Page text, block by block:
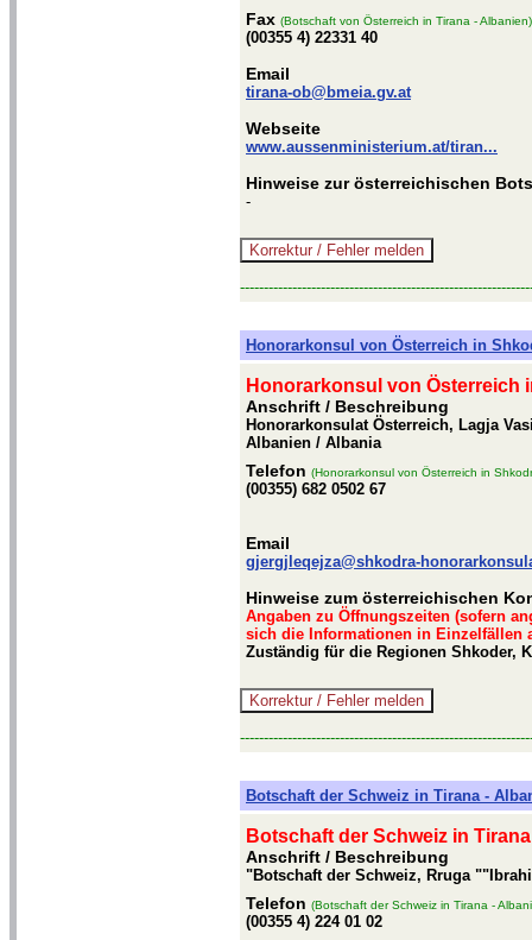
Fax (Botschaft von Österreich in Tirana - Albanien)
(00355 4) 22331 40
Email
tirana-ob@bmeia.gv.at
Webseite
www.aussenministerium.at/tiran...
Hinweise zur österreichischen
-
Honorarkonsul von Österreich in
Honorarkonsul von Österreich
Anschrift / Beschreibung
Honorarkonsulat Österreich, Lagja
Albanien / Albania
Telefon (Honorarkonsul von Österreich in
(00355) 682 0502 67
Email
gjergjleqejza@shkodra-
Hinweise zum österreichischen
Angaben zu Öffnungszeiten (sofern
sich die Informationen in Einzelfällen
Zuständig für die Regionen Shkoder,
Botschaft der Schweiz in Tirana -
Botschaft der Schweiz in
Anschrift / Beschreibung
"Botschaft der Schweiz, Rruga
Telefon (Botschaft der Schweiz in Tirana -
(00355 4) 224 01 02